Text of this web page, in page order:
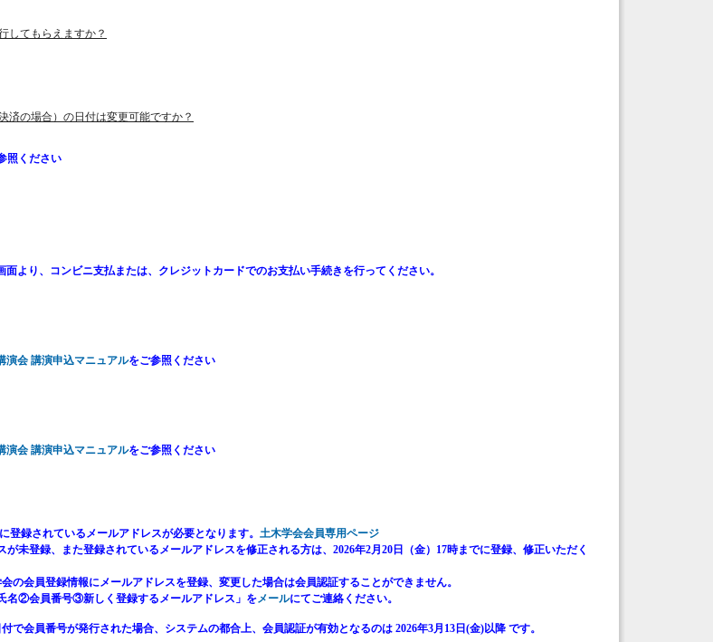
してもらえますか？
の場合）の日付は変更可能ですか？
照ください
面より、コンビニ支払または、クレジットカードでのお支払い手続きを行ってください。
演会 講演申込マニュアルをご参照ください
演会 講演申込マニュアルをご参照ください
登録されているメールアドレスが必要となります。 土木学会会員専用ページ
未登録、また登録されているメールアドレスを修正される方は、2026年2月20日（金）17時までに登録、修正いただく
の会員登録情報にメールアドレスを登録、変更した場合は会員認証することができません。
②会員番号③新しく登録するメールアドレス」をメールにてご連絡ください。
で会員番号が発行された場合、システムの都合上、会員認証が有効となるのは 2026年3月13日(金)以降 です。